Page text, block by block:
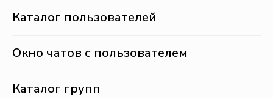
Каталог пользователей
Окно чатов с пользователем
Каталог групп